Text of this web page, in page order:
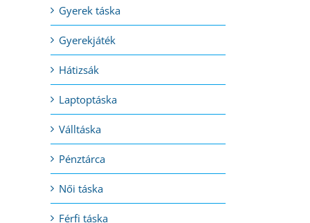
Gyerek táska
Gyerekjáték
Hátizsák
Laptoptáska
Válltáska
Pénztárca
Női táska
Férfi táska